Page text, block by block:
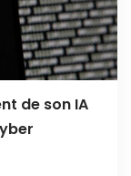
de son IA